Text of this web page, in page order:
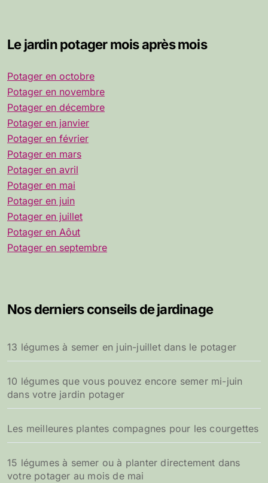
Le jardin potager mois après mois
Potager en octobre
Potager en novembre
Potager en décembre
Potager en janvier
Potager en février
Potager en mars
Potager en avril
Potager en mai
Potager en juin
Potager en juillet
Potager en Aôut
Potager en septembre
Nos derniers conseils de jardinage
13 légumes à semer en juin-juillet dans le potager
10 légumes que vous pouvez encore semer mi-juin
dans votre jardin potager
Les meilleures plantes compagnes pour les courgettes
15 légumes à semer ou à planter directement dans
votre potager au mois de mai